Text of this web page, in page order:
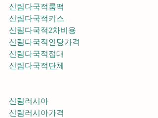
신림다국적룸떡
신림다국적키스
신림다국적2차비용
신림다국적인당가격
신림다국적접대
신림다국적단체
신림러시아
신림러시아가격